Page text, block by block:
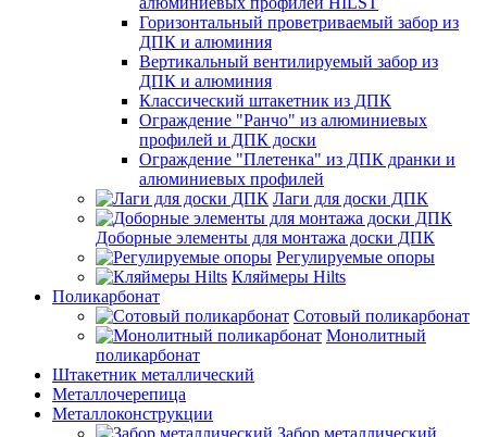
Горизонтальный проветриваемый забор из
ДПК и алюминия
Вертикальный вентилируемый забор из
ДПК и алюминия
Классический штакетник из ДПК
Ограждение "Ранчо" из алюминиевых
профилей и ДПК доски
Ограждение "Плетенка" из ДПК дранки и
алюминиевых профилей
Лаги для доски ДПК
Доборные элементы для монтажа доски ДПК
Регулируемые опоры
Кляймеры Hilts
Поликарбонат
Сотовый поликарбонат
Монолитный
поликарбонат
Штакетник металлический
Металлочерепица
Металлоконструкции
Забор металлический